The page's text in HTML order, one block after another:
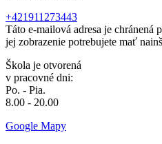
+421911273443
Táto e-mailová adresa je chránená
jej zobrazenie potrebujete mať
Škola je otvorená
v pracovné dni:
Po. - Pia.
8.00 - 20.00
Google Mapy